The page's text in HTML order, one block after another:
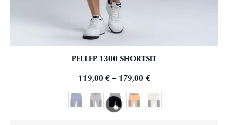
PELLEP 1300 SHORTSIT
119,00 € – 179,00 €